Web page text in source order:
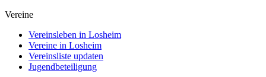
Vereine
Vereinsleben in Losheim
Vereine in Losheim
Vereinsliste updaten
Jugendbeteiligung